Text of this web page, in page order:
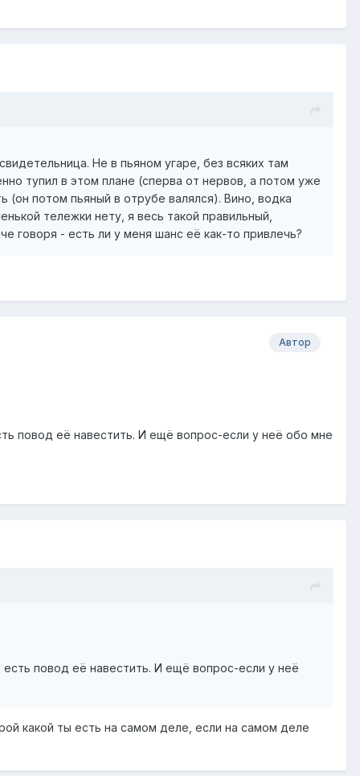
Не в пьяном угаре, без всяких там
тупил в этом плане (сперва от нервов, а потом уже
(он потом пьяный в отрубе валялся). Вино, водка
тележки нету, я весь такой правильный,
говоря - есть ли у меня шанс её как-то привлечь?
Автор
повод её навестить. И ещё вопрос-если у неё обо мне
повод её навестить. И ещё вопрос-если у неё
какой ты есть на самом деле, если на самом деле